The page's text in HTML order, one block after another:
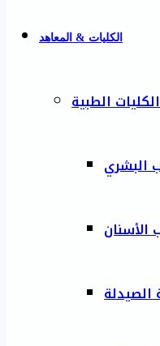
الكليات & المعاهد
الكليات الطبية
البشري
الصيدلة